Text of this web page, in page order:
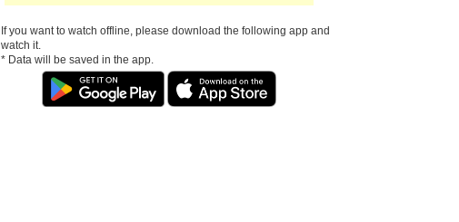
If you want to watch offline, please download the following app and
watch it.
* Data will be saved in the app.